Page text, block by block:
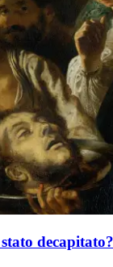
decapitato?